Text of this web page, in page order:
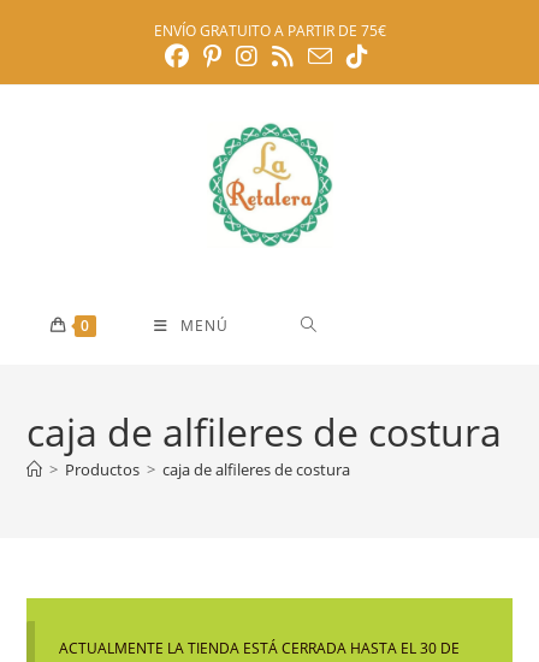
ENVÍO GRATUITO A PARTIR DE 75€
0 MENÚ
caja de alfileres de costura
> Productos > caja de alfileres de costura
ACTUALMENTE LA TIENDA ESTÁ CERRADA HASTA EL 30 DE